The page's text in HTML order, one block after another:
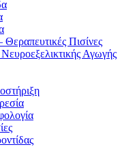
Πισίνες
Αγωγής